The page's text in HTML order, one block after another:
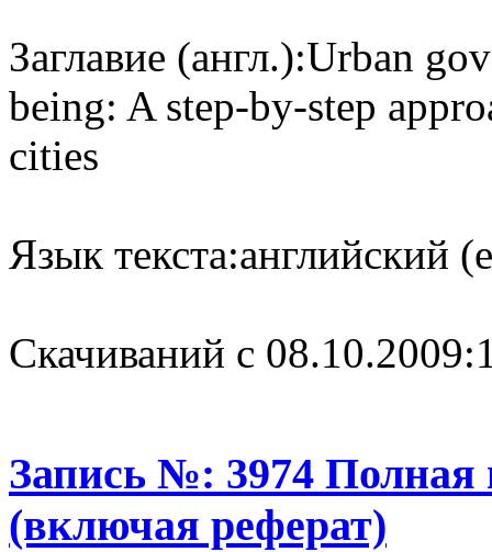
Заглавие (англ.):Urban
being: A step-by-step
cities
Язык текста:английский
Cкачиваний с 08.10.2009:
Запись №: 3974 Полная
(включая реферат)